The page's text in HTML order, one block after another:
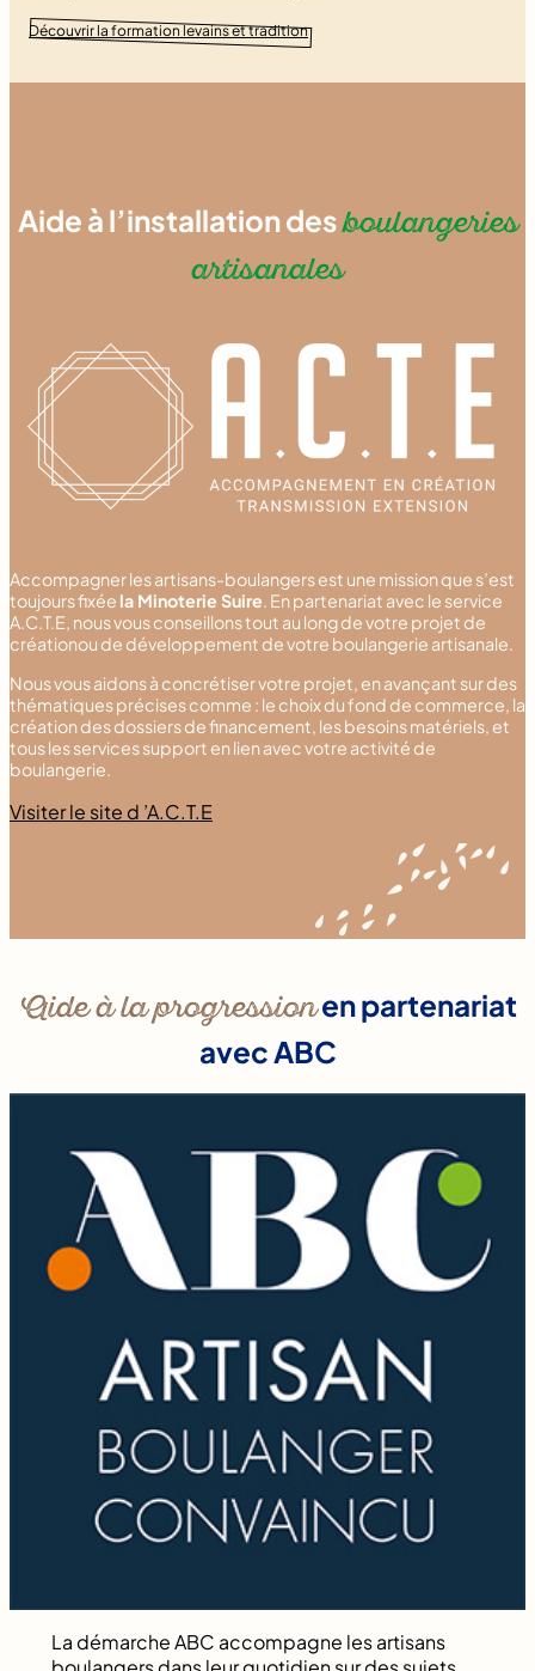
Découvrir la formation levains et tradition
Aide à l’installation desboulangeries
artisanales
Accompagner les artisans-boulangers est une mission que s’est
toujours fixée la Minoterie Suire. En partenariat avec le service
A.C.T.E, nous vous conseillons tout au long de votre projet de
créationou de développement de votre boulangerie artisanale.
Nous vous aidons à concrétiser votre projet, en avançant sur des
thématiques précises comme : le choix du fond de commerce, la
création des dossiers de financement, les besoins matériels, et
tous les services support en lien avec votre activité de
boulangerie.
Visiter le site d ’A.C.T.E
Aide à la progressionen partenariat
avec ABC
La démarche ABC accompagne les artisans